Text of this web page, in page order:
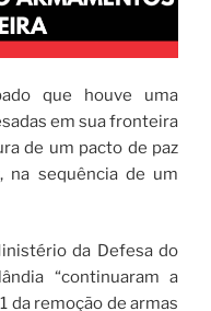
que houve uma
em sua fronteira
de um pacto de paz
na sequência de um
da Defesa do
“continuaram a
da remoção de armas